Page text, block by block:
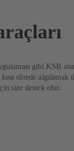
gibi KSB
sürede algılamak
size destek olur.